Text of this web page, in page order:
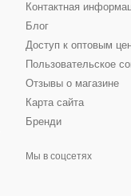
Контактная
Блог
Доступ к оптовым
Пользовательское
Отзывы о магазине
Карта сайта
Бренди
Мы в соцсетях